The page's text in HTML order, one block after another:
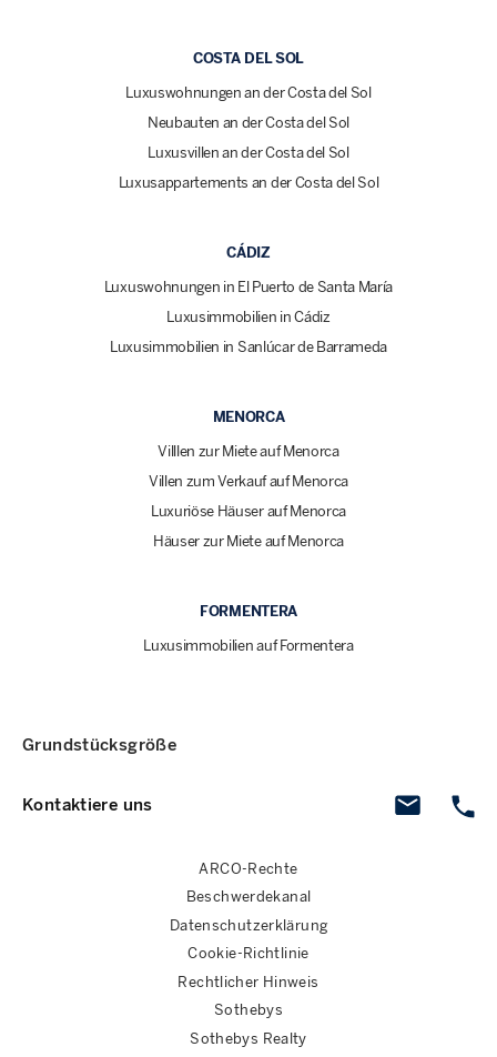
COSTA DEL SOL
Luxuswohnungen an der Costa del Sol
Neubauten an der Costa del Sol
Luxusvillen an der Costa del Sol
Luxusappartements an der Costa del Sol
CÁDIZ
Luxuswohnungen in El Puerto de Santa María
Luxusimmobilien in Cádiz
Luxusimmobilien in Sanlúcar de Barrameda
MENORCA
Villlen zur Miete auf Menorca
Villen zum Verkauf auf Menorca
Luxuriöse Häuser auf Menorca
Häuser zur Miete auf Menorca
FORMENTERA
Luxusimmobilien auf Formentera
Kontaktiere uns
Grundstücksgröße
ARCO-Rechte
Beschwerdekanal
Datenschutzerklärung
Cookie-Richtlinie
Rechtlicher Hinweis
Sothebys
Sothebys Realty